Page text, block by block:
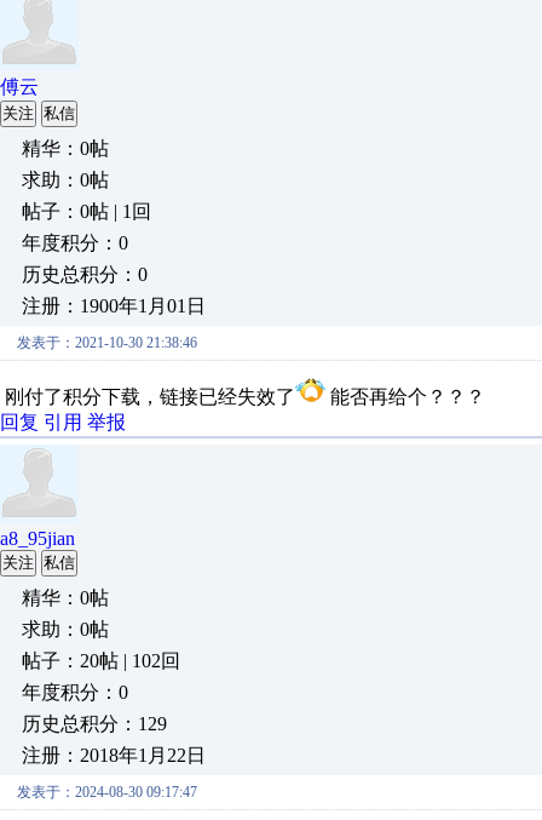
傅云
关注 私信
精华：0帖
求助：0帖
帖子：0帖 | 1回
年度积分：0
历史总积分：0
注册：1900年1月01日
发表于：2021-10-30 21:38:46
刚付了积分下载，链接已经失效了
能否再给个？？？
回复 引用 举报
a8_95jian
关注 私信
精华：0帖
求助：0帖
帖子：20帖 | 102回
年度积分：0
历史总积分：129
注册：2018年1月22日
发表于：2024-08-30 09:17:47